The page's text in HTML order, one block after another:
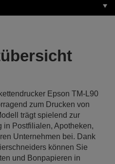
Epson TM-L90
zum Drucken von
trägt spielend zur
in Postfilialen, Apotheken,
Unternehmen bei. Dank
können Sie
und Bonpapieren in